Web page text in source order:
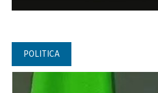
POLITICA